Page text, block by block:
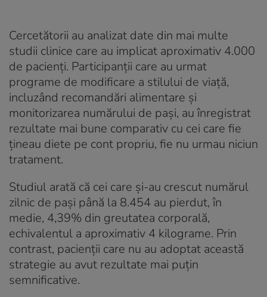
Cercetătorii au analizat date din mai multe
studii clinice care au implicat aproximativ 4.000
de pacienți. Participanții care au urmat
programe de modificare a stilului de viață,
incluzând recomandări alimentare și
monitorizarea numărului de pași, au înregistrat
rezultate mai bune comparativ cu cei care fie
țineau diete pe cont propriu, fie nu urmau niciun
tratament.
Studiul arată că cei care și-au crescut numărul
zilnic de pași până la 8.454 au pierdut, în
medie, 4,39% din greutatea corporală,
echivalentul a aproximativ 4 kilograme. Prin
contrast, pacienții care nu au adoptat această
strategie au avut rezultate mai puțin
semnificative.